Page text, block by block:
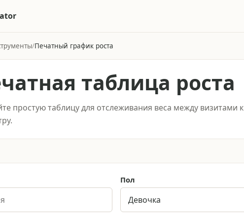
Печатный график роста
таблица роста
простую таблицу для отслеживания веса между визитами к
Пол